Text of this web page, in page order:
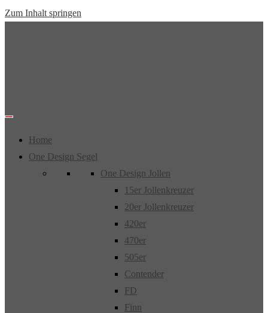
Zum Inhalt springen
Home
One Design Segel
One Design Jollen
15er Jollenkreuzer
20er Jollenkreuzer
420er
470er
505er
Contender
FD
Finn